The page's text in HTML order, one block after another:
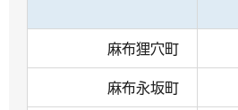
麻布狸穴町
麻布永坂町